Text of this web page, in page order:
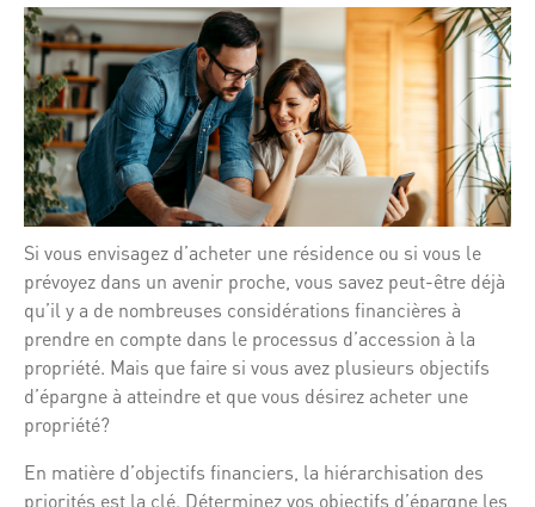
Si vous envisagez d’acheter une résidence ou si vous le
prévoyez dans un avenir proche, vous savez peut-être déjà
qu’il y a de nombreuses considérations financières à
prendre en compte dans le processus d’accession à la
propriété. Mais que faire si vous avez plusieurs objectifs
d’épargne à atteindre et que vous désirez acheter une
propriété?
En matière d’objectifs financiers, la hiérarchisation des
priorités est la clé. Déterminez vos objectifs d’épargne les